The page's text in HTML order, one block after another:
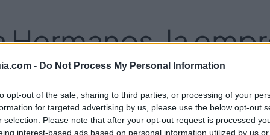
- Do Not Process My Personal Information
opt-out of the sale, sharing to third parties, or processing of your
for targeted advertising by us, please use the below opt-out
selection. Please note that after your opt-out request is processed
interest-based ads based on personal information utilized by us
Hermanos, la
más antigua